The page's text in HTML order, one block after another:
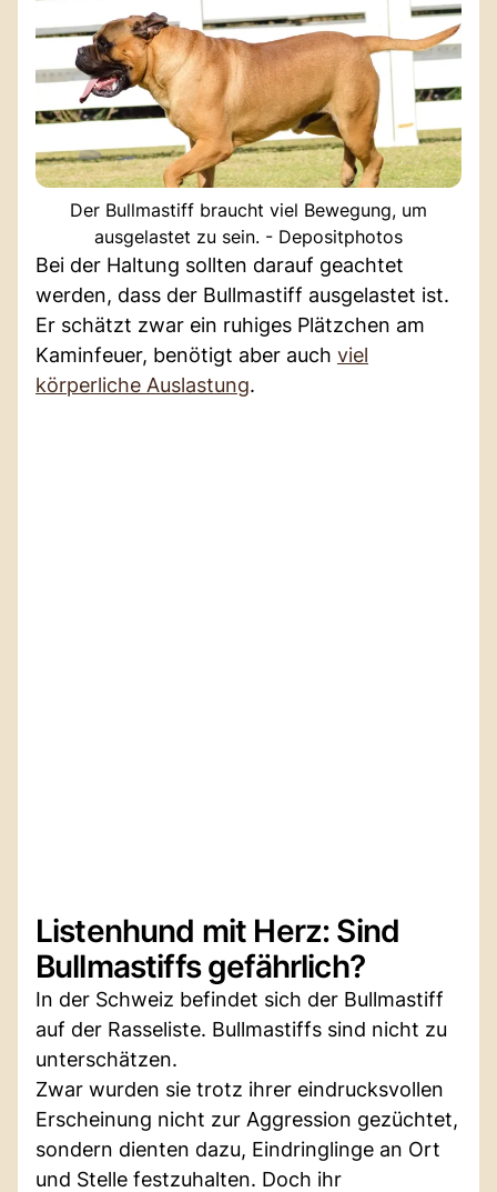
Der Bullmastiff braucht viel Bewegung, um
ausgelastet zu sein. - Depositphotos
Bei der Haltung sollten darauf geachtet
werden, dass der Bullmastiff ausgelastet ist.
Er schätzt zwar ein ruhiges Plätzchen am
Kaminfeuer, benötigt aber auch viel
körperliche Auslastung.
Listenhund mit Herz: Sind
Bullmastiffs gefährlich?
In der Schweiz befindet sich der Bullmastiff
auf der Rasseliste. Bullmastiffs sind nicht zu
unterschätzen.
Zwar wurden sie trotz ihrer eindrucksvollen
Erscheinung nicht zur Aggression gezüchtet,
sondern dienten dazu, Eindringlinge an Ort
und Stelle festzuhalten. Doch ihr